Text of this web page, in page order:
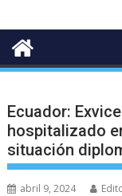
Ecuador:
hospitalizado
situación
abril 9, 2024